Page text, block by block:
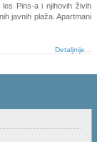
Pins-a i njihovih živih
javnih plaža. Apartmani
Detaljnije...